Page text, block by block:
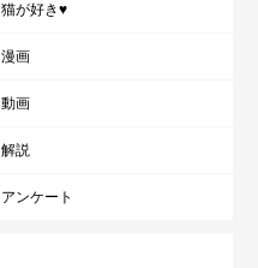
猫が好き♥
漫画
動画
解説
アンケート